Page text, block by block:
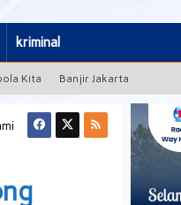
kriminal
Kita Banjir Jakarta